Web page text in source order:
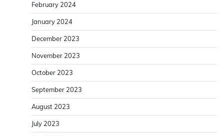
February 2024
January 2024
December 2023
November 2023
October 2023
September 2023
August 2023
July 2023